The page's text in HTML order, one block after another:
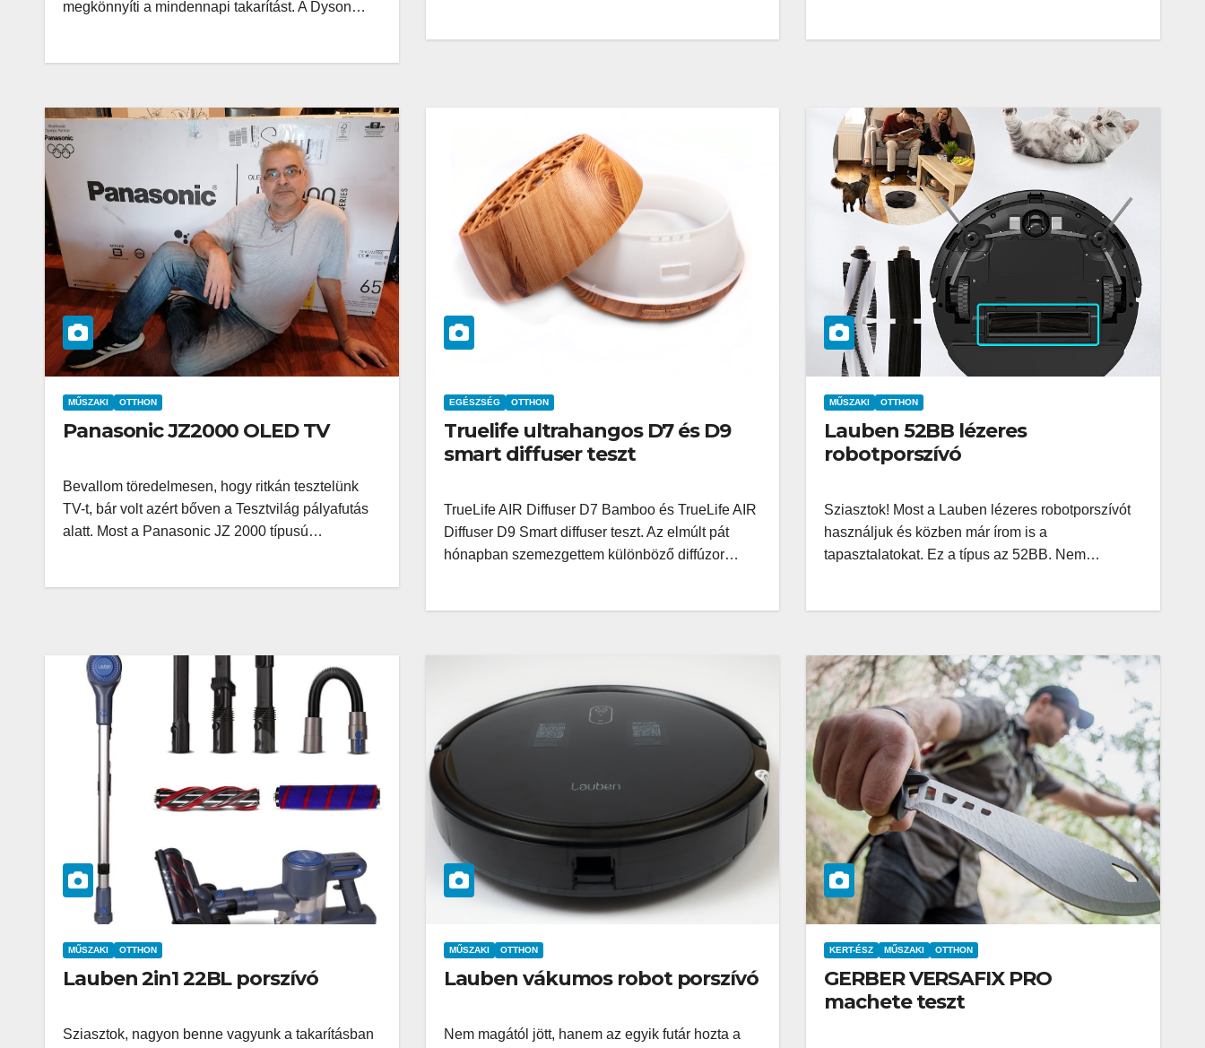
megkönnyíti a mindennapi takarítást. A Dyson…
MŰSZAKI OTTHON
Panasonic JZ2000 OLED TV
Bevallom töredelmesen, hogy ritkán tesztelünk
TV-t, bár volt azért bőven a Tesztvilág pályafutás
alatt. Most a Panasonic JZ 2000 típusú…
EGÉSZSÉG OTTHON
Truelife ultrahangos D7 és D9
smart diffuser teszt
TrueLife AIR Diffuser D7 Bamboo és TrueLife AIR
Diffuser D9 Smart diffuser teszt. Az elmúlt pát
hónapban szemezgettem különböző diffúzor…
MŰSZAKI OTTHON
Lauben 52BB lézeres
robotporszívó
Sziasztok! Most a Lauben lézeres robotporszívót
használjuk és közben már írom is a
tapasztalatokat. Ez a típus az 52BB. Nem…
MŰSZAKI OTTHON
Lauben 2in1 22BL porszívó
Sziasztok, nagyon benne vagyunk a takarításban
MŰSZAKI OTTHON
Lauben vákumos robot porszívó
Nem magától jött, hanem az egyik futár hozta a
KERT-ÉSZ MŰSZAKI OTTHON
GERBER VERSAFIX PRO
machete teszt